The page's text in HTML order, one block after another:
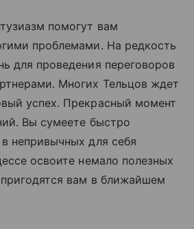
помогут вам
проблемами. На редкость
для проведения переговоров
Многих Тельцов ждет
успех. Прекрасный момент
Вы сумеете быстро
непривычных для себя
освоите немало полезных
вам в ближайшем